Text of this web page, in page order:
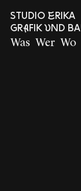
Was Wer Wo
Studio Erika
Grafik und